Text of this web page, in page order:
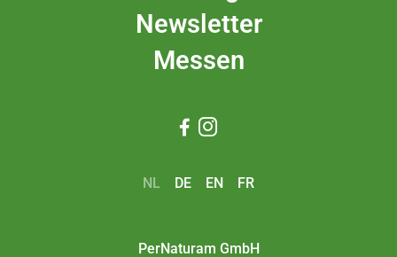
Newsletter
Messen
 
NL DE EN FR
PerNaturam GmbH